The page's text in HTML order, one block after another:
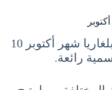
يشهد الطقس اثناء السياحة في بلغاريا شهر أكتوبر 10